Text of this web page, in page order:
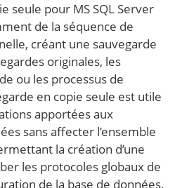
seule pour MS SQL Server
de la séquence de
créant une sauvegarde
originales, les
ou les processus de
en copie seule est utile
apportées aux
sans affecter l’ensemble
la création d’une
les protocoles globaux de
de la base de données.